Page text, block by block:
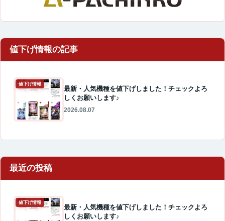
値下げ情報
最新・人気機種を値下げしました！チェックよろ
しくお願いします♪
2026.08.07
最近の投稿
値下げ情報
最新・人気機種を値下げしました！チェックよろ
しくお願いします♪